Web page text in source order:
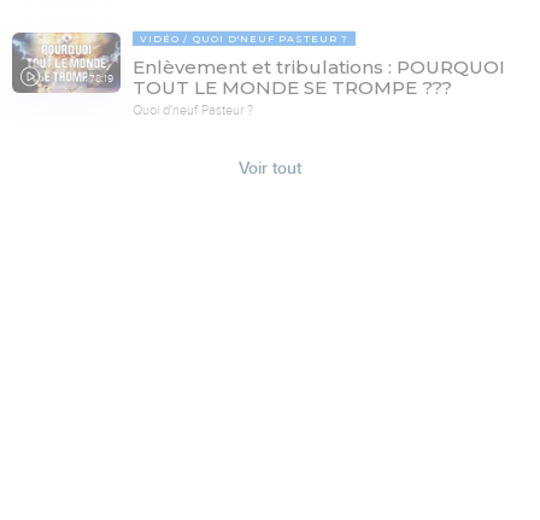
78:19
VIDÉO QUOI D'NEUF PASTEUR ?
Enlèvement et tribulations : POURQUOI
TOUT LE MONDE SE TROMPE ???
Quoi d'neuf Pasteur ?
Voir tout